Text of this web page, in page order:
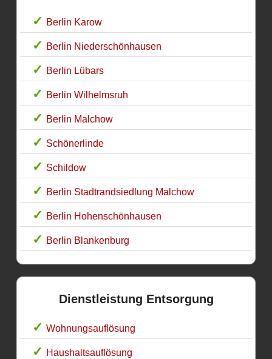
Berlin Karow
Berlin Niederschönhausen
Berlin Lübars
Berlin Wilhelmsruh
Berlin Malchow
Schönerlinde
Schildow
Berlin Stadtrandsiedlung Malchow
Berlin Hohenschönhausen
Berlin Blankenburg
Dienstleistung Entsorgung
Wohnungsauflösung
Haushaltsauflösung